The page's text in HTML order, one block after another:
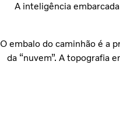
A inteligência
O embalo do caminhão é a
da “nuvem”. A topografia